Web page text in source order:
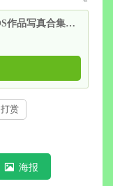
「洛璃 LoLiSAMA」107套 COS作品写真合集[持续更新]，性感妩媚的二次元魅力！
打赏
海报